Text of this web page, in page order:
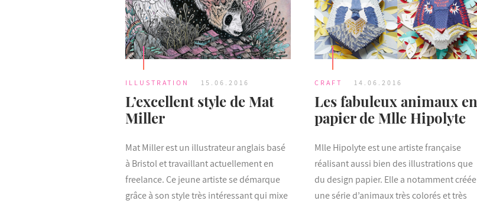
ILLUSTRATION 15.06.2016
L’excellent style de Mat
Miller
Mat Miller est un illustrateur anglais basé
à Bristol et travaillant actuellement en
freelance. Ce jeune artiste se démarque
grâce à son style très intéressant qui mixe
CRAFT 14.06.2016
Les fabuleux animaux en
papier de Mlle Hipolyte
Mlle Hipolyte est une artiste française
réalisant aussi bien des illustrations que
du design papier. Elle a notamment créée
une série d’animaux très colorés et très